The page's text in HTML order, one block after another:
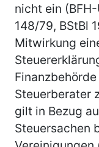
nicht ein
148/79, BStBl
Mitwirkung
Steuerberater
gilt in Bezug
Steuersachen